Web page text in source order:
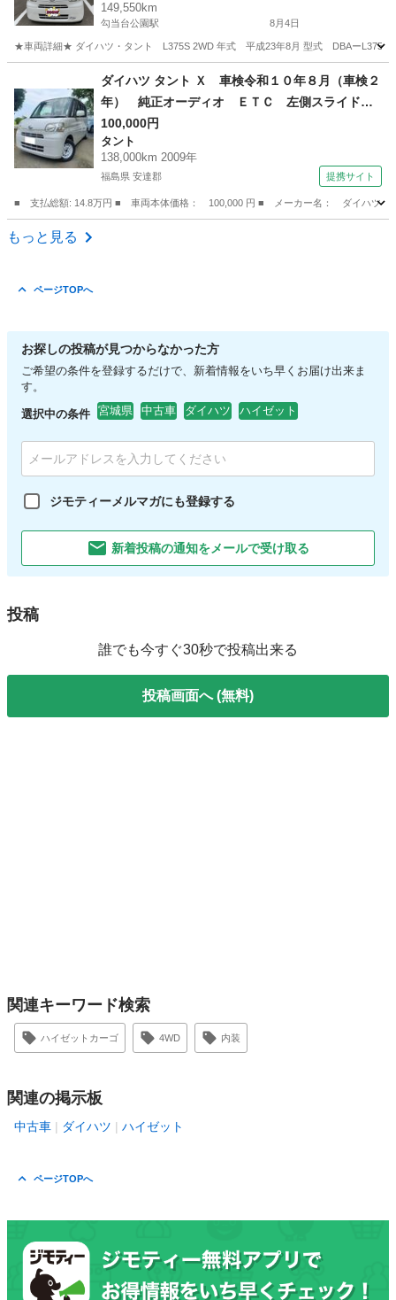
149,550km
勾当台公園駅 8月4日
★車両詳細★ ダイハツ・タント L375S 2WD 年式 平成23年8月 型式 DBAー
勾当台公園駅 タント
ダイハツ タント Ｘ 車検令和１０年８月（車検２
年） 純正オーディオ ＥＴＣ 左側スライドド
ア ２ＷＤ ＦＦ ４ＡＴ パールホワイト キ
ーフリー ベンチシート ミラクルオープンド
ア 電動ファンモーター交換済 （なし）
100,000円
タント
138,000km 2009年
福島県 安達郡 提携サイト
■ 支払総額: 14.8万円 ■ 車両本体価格： 100,000 円 ■ メーカー名： ダイハツ
福島 安達郡
もっと見る
ページTOPへ
お探しの投稿が見つからなかった方
ご希望の条件を登録するだけで、新着情報をいち早くお届け出来ま
す。
選択中の条件 宮城県 中古車 ダイハツ ハイゼット
ジモティーメルマガにも登録する
新着投稿の通知をメールで受け取る
投稿
誰でも今すぐ30秒で投稿出来る
投稿画面へ (無料)
関連キーワード検索
ハイゼットカーゴ 4WD 内装
関連の掲示板
中古車 ダイハツ ハイゼット
ページTOPへ